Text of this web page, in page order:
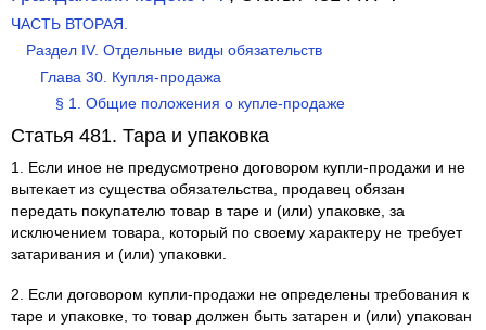
ЧАСТЬ ВТОРАЯ.
Раздел IV. Отдельные виды обязательств
Глава 30. Купля-продажа
§ 1. Общие положения о купле-продаже
Статья 481. Тара и упаковка
1. Если иное не предусмотрено договором купли-продажи и не
вытекает из существа обязательства, продавец обязан
передать покупателю товар в таре и (или) упаковке, за
исключением товара, который по своему характеру не требует
затаривания и (или) упаковки.
2. Если договором купли-продажи не определены требования к
таре и упаковке, то товар должен быть затарен и (или) упакован